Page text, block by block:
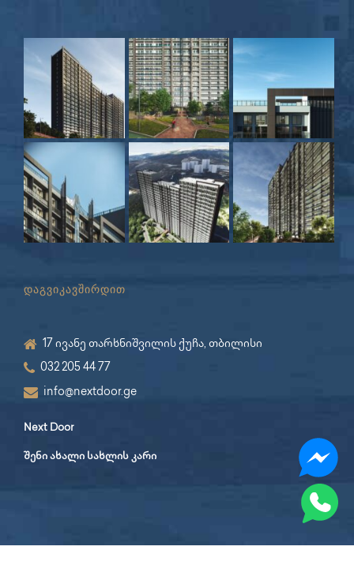
დაგვიკავშირდით
17 ივანე თარხნიშვილის ქუჩა, თბილისი
032 205 44 77
info@nextdoor.ge
Next Door
შენი ახალი სახლის კარი